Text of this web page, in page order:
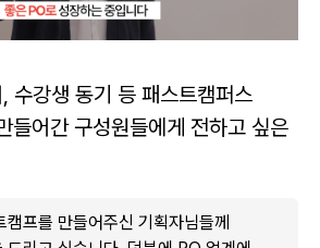
수강생 동기 등 패스트캠퍼스
들어간 구성원들에게 전하고 싶은
프를 만들어주신 기획자님들께